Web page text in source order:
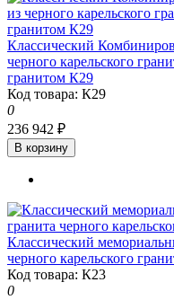
Классический
черного карельского
гранитом К29
Код товара: К29
0
236 942 ₽
В корзину
Классический
черного карельского
Код товара: К23
0